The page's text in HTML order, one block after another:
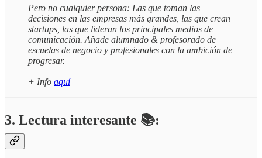
Pero no cualquier persona: Las que toman las
decisiones en las empresas más grandes, las que crean
startups, las que lideran los principales medios de
comunicación. Añade alumnado & profesorado de
escuelas de negocio y profesionales con la ambición de
progresar.
+ Info aquí
3. Lectura interesante 📚: